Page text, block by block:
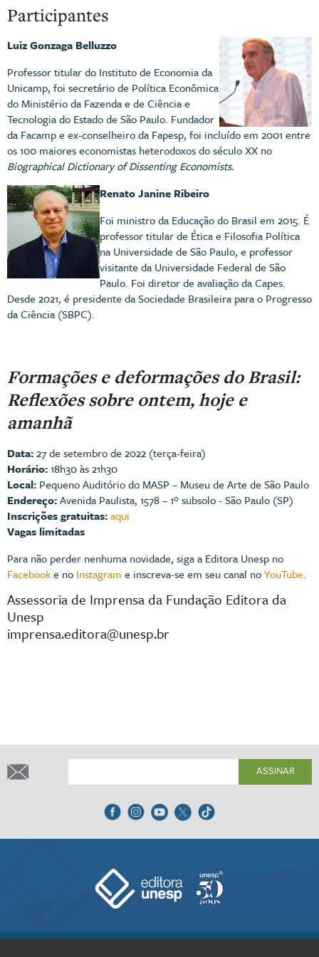
Participantes
Luiz Gonzaga Belluzzo
Professor titular do Instituto de Economia da
Unicamp, foi secretário de Política Econômica
do Ministério da Fazenda e de Ciência e
Tecnologia do Estado de São Paulo. Fundador
da Facamp e ex-conselheiro da Fapesp, foi incluído em 2001 entre
os 100 maiores economistas heterodoxos do século XX no
Biographical Dictionary of Dissenting Economists.
Renato Janine Ribeiro
Foi ministro da Educação do Brasil em 2015. É
professor titular de Ética e Filosofia Política
na Universidade de São Paulo, e professor
visitante da Universidade Federal de São
Paulo. Foi diretor de avaliação da Capes.
Desde 2021, é presidente da Sociedade Brasileira para o Progresso
da Ciência (SBPC).
Formações e deformações do Brasil:
Reflexões sobre ontem, hoje e
amanhã
Data:27 de setembro de 2022 (terça-feira)
Horário:18h30 às 21h30
Local: Pequeno Auditório do MASP – Museu de Arte de São Paulo
Endereço:Avenida Paulista, 1578 – 1º subsolo - São Paulo (SP)
Inscrições gratuitas:aqui
Vagas limitadas
Para não perder nenhuma novidade, siga a Editora Unesp no
Facebooke no Instagram e inscreva-se em seu canal noYouTube.
Assessoria de Imprensa da Fundação Editora da
Unesp
imprensa.editora@unesp.br
ASSINAR